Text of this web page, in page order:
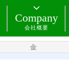
Company
会社概要
金